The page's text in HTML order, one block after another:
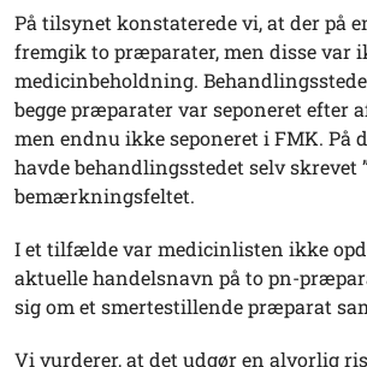
På tilsynet konstaterede vi, at der på
fremgik to præparater, men disse var
medicinbeholdning.
begge præparater var seponeret efter
men endnu ikke seponeret i FMK. På
havde behandlingsstedet selv skrevet
bemærkningsfeltet.
I et tilfælde var medicinlisten ikke
aktuelle handelsnavn på to pn-
sig om et smertestillende præparat
Vi vurderer, at det udgør en alvorlig